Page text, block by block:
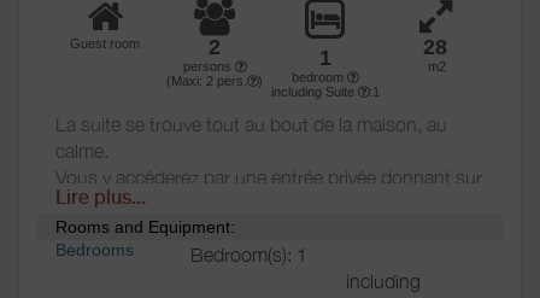
Guest room 2
persons
(Maxi: 2 pers. )
1
bedroom
including Suite
:1
28
m2
La suite se trouve tout au bout de la maison, au
calme.
Vous y accéderez par une entrée privée donnant sur
le grand salon.
Un dressing dans un couloir d'accès à la chambre
vous permettra de ranger et suspendre vos
Lire plus...
Rooms and Equipment:
Bedrooms
Bedroom(s): 1
including